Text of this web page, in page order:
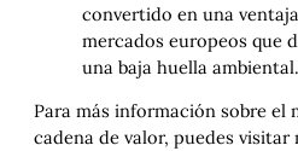
convertido en una
mercados europeos que
una baja huella ambiental.
Para más información sobre el
cadena de valor, puedes visitar